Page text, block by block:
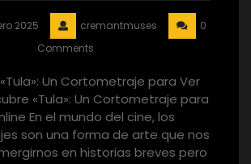
2025 cremantmuses
0
Comments
Un Cortometraje para Ver
«Tula»: Un Cortometraje para
En el mundo del cine, los
son una forma de arte que nos
en historias breves pero